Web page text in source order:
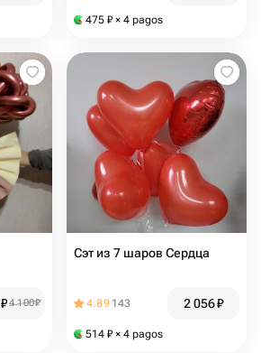
475 ₽ × 4 pagos
₽4 100₽
Сэт из 7 шаров Сердца
4.89 143 2 056₽
514 ₽ × 4 pagos